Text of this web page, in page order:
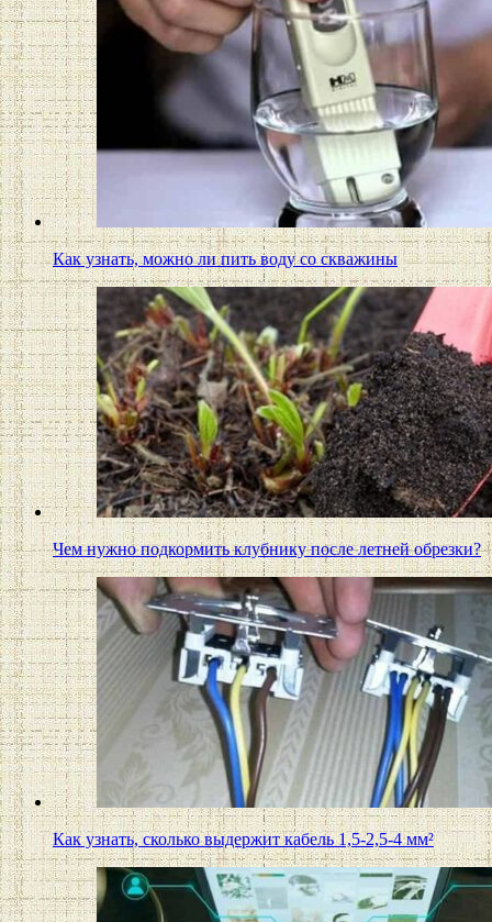
Как узнать, можно ли пить воду со скважины
Чем нужно подкормить клубнику после летней обрезки?
Как узнать, сколько выдержит кабель 1,5-2,5-4 мм²